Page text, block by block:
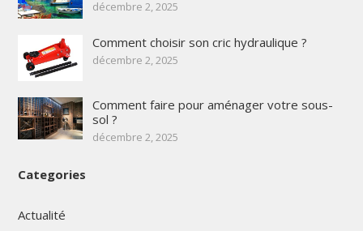
décembre 2, 2025
Comment choisir son cric hydraulique ?
décembre 2, 2025
Comment faire pour aménager votre sous-
sol ?
décembre 2, 2025
Categories
Actualité